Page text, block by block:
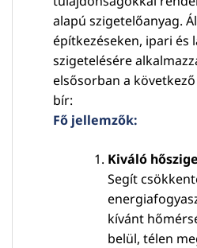
alapú szigetelőanyag.
építkezéseken, ipari és
szigetelésére
elsősorban a
bír:
Fő jellemzők:
Kiváló
Segít
kívánt
belül, télen